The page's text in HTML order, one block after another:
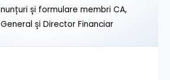
și formulare membri CA,
și Director Financiar